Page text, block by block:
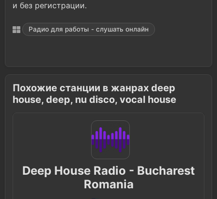
и без регистрации.
Радио для работы - слушать онлайн
Похожие станции в жанрах deep
house, deep, nu disco, vocal house
Deep House Radio - Bucharest
Romania